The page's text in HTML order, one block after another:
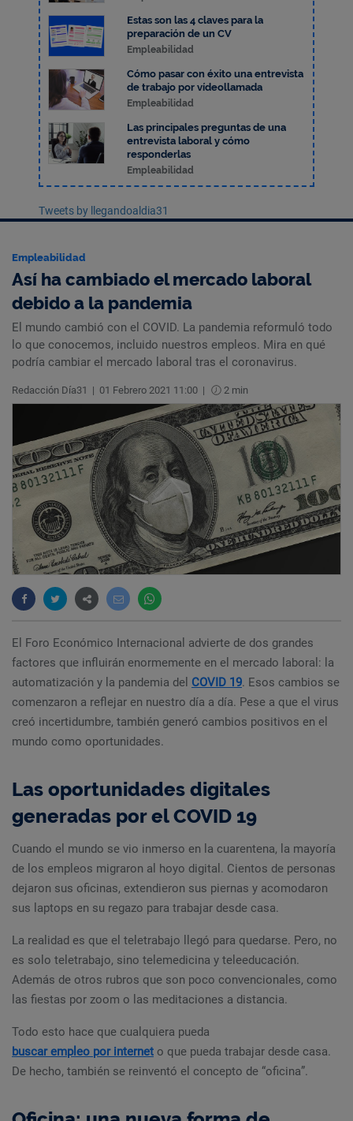
Estas son las 4 claves para la
preparación de un CV
Empleabilidad
Cómo pasar con éxito una entrevista
de trabajo por vídeollamada
Empleabilidad
Las principales preguntas de una
entrevista laboral y cómo
responderlas
Empleabilidad
Tweets by llegandoaldia31
Empleabilidad
Así ha cambiado el mercado laboral
debido a la pandemia
El mundo cambió con el COVID. La pandemia reformuló todo
lo que conocemos, incluido nuestros empleos. Mira en qué
podría cambiar el mercado laboral tras el coronavirus.
Redacción Día31 | 01 Febrero 2021 11:00 | 2 min
El Foro Económico Internacional advierte de dos grandes
factores que influirán enormemente en el mercado laboral: la
automatización y la pandemia del COVID 19. Esos cambios se
comenzaron a reflejar en nuestro día a día. Pese a que el virus
creó incertidumbre, también generó cambios positivos en el
mundo como oportunidades.
Las oportunidades digitales
generadas por el COVID 19
Cuando el mundo se vio inmerso en la cuarentena, la mayoría
de los empleos migraron al hoyo digital. Cientos de personas
dejaron sus oficinas, extendieron sus piernas y acomodaron
sus laptops en su regazo para trabajar desde casa.
La realidad es que el teletrabajo llegó para quedarse. Pero, no
es solo teletrabajo, sino telemedicina y teleeducación.
Además de otros rubros que son poco convencionales, como
las fiestas por zoom o las meditaciones a distancia.
Todo esto hace que cualquiera pueda
buscar empleo por internet o que pueda trabajar desde casa.
De hecho, también se reinventó el concepto de “oficina”.